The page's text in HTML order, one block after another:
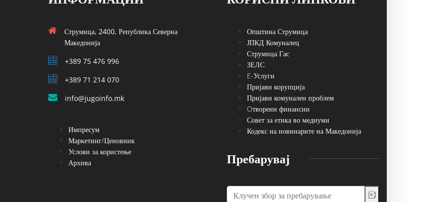
Струмица, 2400, Република Северна
Македонија
+389 75 476 996
+389 71 214 070
info@jugoinfo.mk
Импресум
Маркетинг/Ценовник
Услови за користење
Архива
Општина Струмица
ЈПКД Комуналец
Струмица Гас
ЗЕЛС
E-Услуги
Пријави корупција
Пријави комунален проблем
Oтворени финансии
Совет за етика во медиуми
Кодекс на новинарите на Македонија
Пребарувај